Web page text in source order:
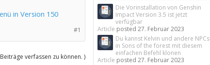
in Version 150
#1
verfassen zu können. )
Die Vorinstallation von Genshin
Impact Version 3.5 ist jetzt
verfügbar
Article posted27. Februar 2023
Du kannst Kelvin und andere NPCs
in Sons of the forest mit diesem
einfachen Befehl klonen
Article posted27. Februar 2023